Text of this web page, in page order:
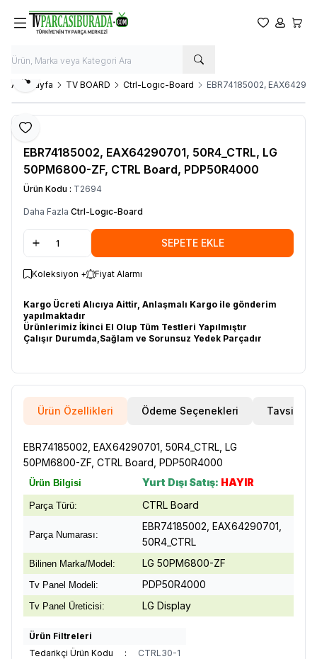
Favorilerim
Hesabım
Ana Sayfa TV BOARD Ctrl-Logıc-Board EBR74185002,
Favoriye Ekle
Paylaş
LG
EBR74185002, EAX64290701, 50R4_CTRL, LG
50PM6800-ZF, CTRL Board, PDP50R4000
Ürün Kodu : T2694
Daha Fazla Ctrl-Logıc-Board
SEPETE EKLE
Koleksiyon + Fiyat Alarmı
Kargo Ücreti Alıcıya Aittir, Anlaşmalı Kargo ile gönderim
yapılmaktadır
Ürünlerimiz İkinci El Olup Tüm Testleri Yapılmıştır
Çalışır Durumda,Sağlam ve Sorunsuz Yedek Parçadır
Ürün Özellikleri Ödeme Seçenekleri Tavsiye Et
EBR74185002, EAX64290701, 50R4_CTRL, LG
50PM6800-ZF, CTRL Board, PDP50R4000
Ürün Bilgisi Yurt Dışı Satış: HAYIR
Parça Türü: CTRL Board
Parça Numarası:
EBR74185002, EAX64290701,
50R4_CTRL
Bilinen Marka/Model: LG 50PM6800-ZF
Tv Panel Modeli: PDP50R4000
Tv Panel Üreticisi: LG Display
Ürün Filtreleri
Tedarikçi Ürün Kodu
: CTRL30-1